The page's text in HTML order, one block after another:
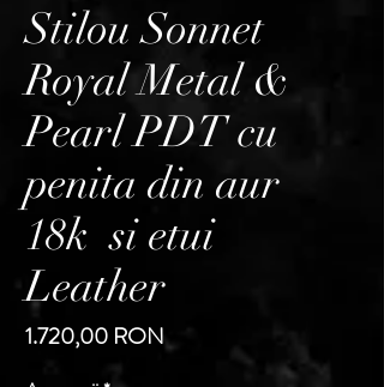
Stilou Sonnet
Royal Metal &
Pearl PDT cu
penita din aur
18k si etui
Leather
1.720,00 RON